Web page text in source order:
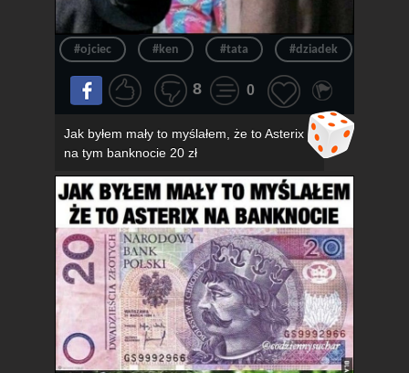
#ojciec #ken #tata #dziadek
8 0
Jak byłem mały to myślałem, że to Asterix
na tym banknocie 20 zł